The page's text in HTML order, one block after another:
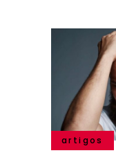
artigos